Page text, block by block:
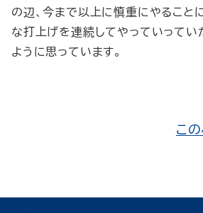
の辺、今まで以上に慎重にやること
な打上げを連続してやっていってい
ように思っています。
こ